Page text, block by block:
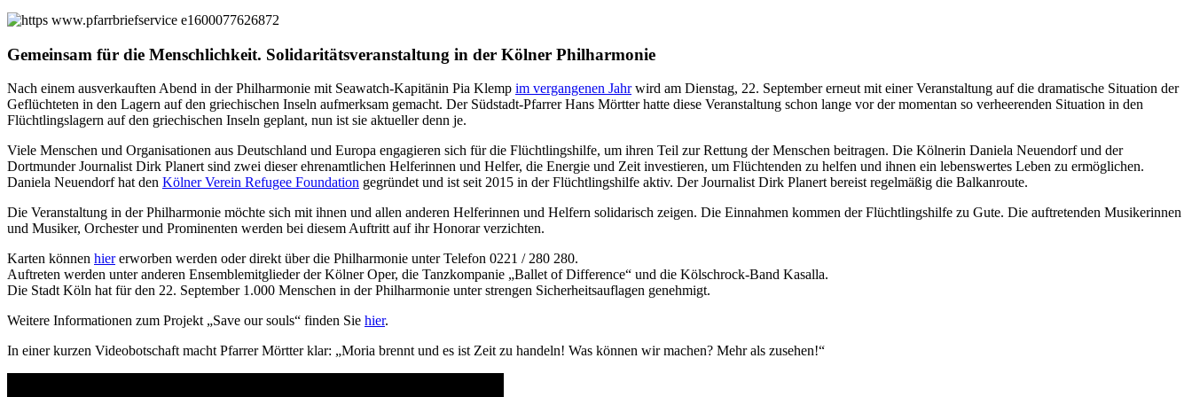
Gemeinsam für die Menschlichkeit. Solidaritätsveranstaltung in der Kölner Philharmonie
Nach einem ausverkauften Abend in der Philharmonie mit Seawatch-Kapitänin Pia Klemp im vergangenen Jahrwird am Dienstag, 22. September erneut mit einer Veranstaltung auf die dramatische Situation der
Geflüchteten in den Lagern auf den griechischen Inseln aufmerksam gemacht. Der Südstadt-Pfarrer Hans Mörtter hatte diese Veranstaltung schon lange vor der momentan so verheerenden Situation in den
Flüchtlingslagern auf den griechischen Inseln geplant, nun ist sie aktueller denn je.
Viele Menschen und Organisationen aus Deutschland und Europa engagieren sich für die Flüchtlingshilfe, um ihren Teil zur Rettung der Menschen beitragen. Die Kölnerin Daniela Neuendorf und der
Dortmunder Journalist Dirk Planert sind zwei dieser ehrenamtlichen Helferinnen und Helfer, die Energie und Zeit investieren, um Flüchtenden zu helfen und ihnen ein lebenswertes Leben zu ermöglichen.
Daniela Neuendorf hat den Kölner Verein Refugee Foundation gegründet und ist seit 2015 in der Flüchtlingshilfe aktiv. Der Journalist Dirk Planert bereist regelmäßig die Balkanroute.
Die Veranstaltung in der Philharmonie möchte sich mit ihnen und allen anderen Helferinnen und Helfern solidarisch zeigen. Die Einnahmen kommen der Flüchtlingshilfe zu Gute. Die auftretenden Musikerinnen
und Musiker, Orchester und Prominenten werden bei diesem Auftritt auf ihr Honorar verzichten.
Karten können hiererworben werden oder direkt über die Philharmonie unter Telefon 0221 / 280 280.
Auftreten werden unter anderen Ensemblemitglieder der Kölner Oper, die Tanzkompanie „Ballet of Difference“ und die Kölschrock-Band Kasalla.
Die Stadt Köln hat für den 22. September 1.000 Menschen in der Philharmonie unter strengen Sicherheitsauflagen genehmigt.
Weitere Informationen zum Projekt „Save our souls“ finden Sie hier.
In einer kurzen Videobotschaft macht Pfarrer Mörtter klar: „Moria brennt und es ist Zeit zu handeln! Was können wir machen? Mehr als zusehen!“